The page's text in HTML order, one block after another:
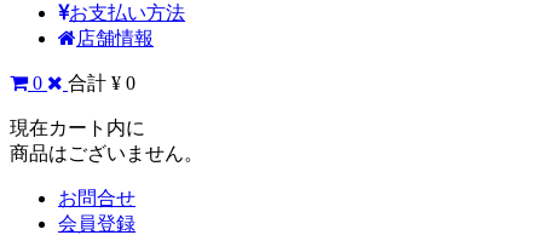
お支払い方法
店舗情報
0 合計 ¥ 0
現在カート内に
商品はございません。
お問合せ
会員登録